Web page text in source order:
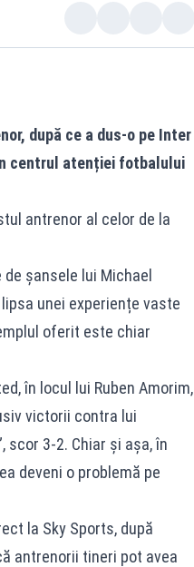
după ce a dus-o pe Inter
centrul atenției fotbalului
antrenor al celor de la
șansele lui Michael
unei experiențe vaste
oferit este chiar
în locul lui Ruben Amorim,
victorii contra lui
scor 3-2. Chiar și așa, în
deveni o problemă pe
la Sky Sports, după
antrenorii tineri pot avea